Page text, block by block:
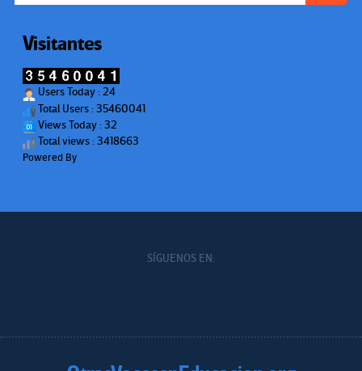
Visitantes
Users Today : 24
Total Users : 35460041
Views Today : 32
Total views : 3418663
Powered By
SÍGUENOS EN: